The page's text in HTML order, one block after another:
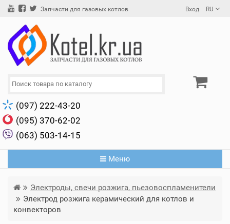
Запчасти для газовых котлов Вход RU
(097) 222-43-20
(095) 370-62-02
(063) 503-14-15
Меню
Электроды, свечи розжига, пьезовоспламенители
Электрод розжига керамический для котлов и
конвекторов